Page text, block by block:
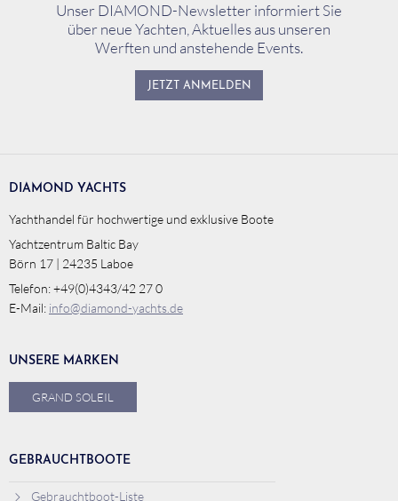
Unser DIAMOND-Newsletter informiert Sie
über neue Yachten, Aktuelles aus unseren
Werften und anstehende Events.
JETZT ANMELDEN
DIAMOND YACHTS
Yachthandel für hochwertige und exklusive Boote
Yachtzentrum Baltic Bay
Börn 17 | 24235 Laboe
Telefon: +49(0)4343/42 27 0
E-Mail: info@diamond-yachts.de
UNSERE MARKEN
GRAND SOLEIL
GEBRAUCHTBOOTE
Gebrauchtboot-Liste